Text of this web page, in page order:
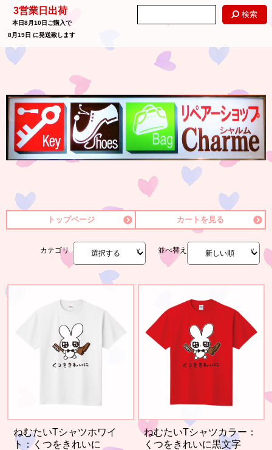
3営業日出荷
本日8月10日 ご購入で
8月19日 に発送致します
検索
トップページ カートを見る
カテゴリ 並べ替え
ねむたいTシャツホワイ
ト：くつをきれいに
ねむたいTシャツカラー：
くつをきれいに黒文字